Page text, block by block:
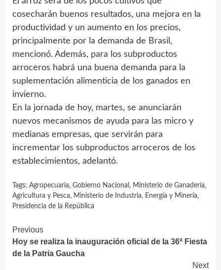
cosecharán buenos resultados, una mejora en la
productividad y un aumento en los precios,
principalmente por la demanda de Brasil,
mencionó. Además, para los subproductos
arroceros habrá una buena demanda para la
suplementación alimenticia de los ganados en
invierno.
En la jornada de hoy, martes, se anunciarán
nuevos mecanismos de ayuda para las micro y
medianas empresas, que servirán para
incrementar los subproductos arroceros de los
establecimientos, adelantó.
Tags: Agropecuaria, Gobierno Nacional , Ministerio de Ganadería‚
Agricultura y Pesca, Ministerio de Industria‚ Energía y Minería,
Presidencia de la República
Continue
Reading
Previous
Hoy se realiza la inauguración oficial de la 36ª Fiesta
de la Patria Gaucha
Next